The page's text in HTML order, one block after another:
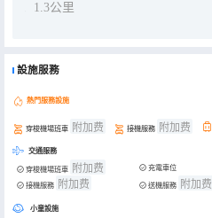
1.3公里
設施服務
熱門服務設施
穿梭機場班車 附加费 接機服務 附加费
交通服務
穿梭機場班車 附加费 充電車位
接機服務 附加费 送機服務 附加费
小童設施